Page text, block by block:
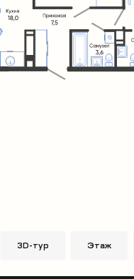
3D-тур Этаж